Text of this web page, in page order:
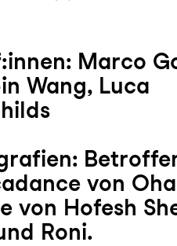
Marco
Wang, Luca
von
von Hofesh
Roni.